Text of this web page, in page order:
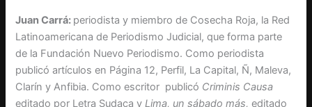
Juan Carrá: periodista y miembro de Cosecha Roja, la Red
Latinoamericana de Periodismo Judicial, que forma parte
de la Fundación Nuevo Periodismo. Como periodista
publicó artículos en Página 12, Perfil, La Capital, Ñ, Maleva,
Clarín y Anfibia. Como escritor publicó Criminis Causa
editado por Letra Sudaca yLima, un sábado más,editado